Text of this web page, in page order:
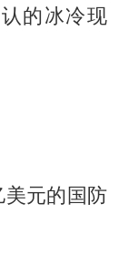
的冰冷现
元的国防